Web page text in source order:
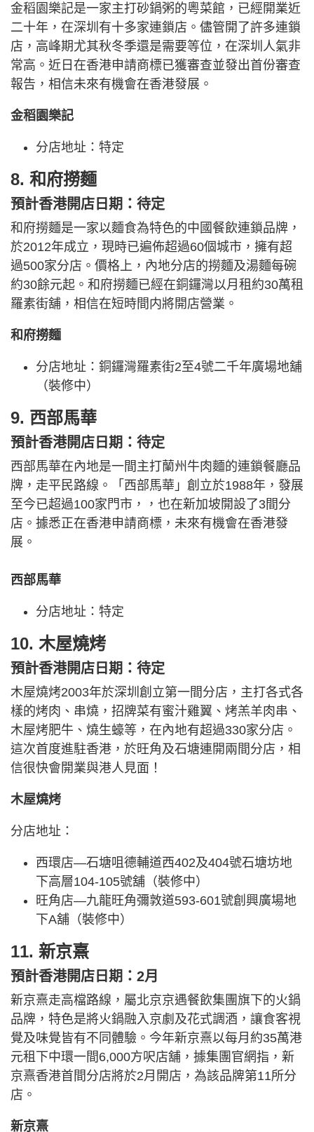
金稻園樂記是一家主打砂鍋粥的粵菜館，已經開業近
二十年，在深圳有十多家連鎖店。儘管開了許多連鎖
店，高峰期尤其秋冬季還是需要等位，在深圳人氣非
常高。近日在香港申請商標已獲審查並發出首份審查
報告，相信未來有機會在香港發展。
金稻園樂記
分店地址：特定
8. 和府撈麵
預計香港開店日期：待定
和府撈麵是一家以麵食為特色的中國餐飲連鎖品牌，
於2012年成立，現時已遍佈超過60個城市，擁有超
過500家分店。價格上，內地分店的撈麵及湯麵每碗
約30餘元起。和府撈麵已經在銅鑼灣以月租約30萬租
羅素街舖，相信在短時間内將開店營業。
和府撈麵
分店地址：銅鑼灣羅素街2至4號二千年廣場地舖
（裝修中）
9. 西部馬華
預計香港開店日期：待定
西部馬華在內地是一間主打蘭州牛肉麵的連鎖餐廳品
牌，走平民路線。「西部馬華」創立於1988年，發展
至今已超過100家門市，，也在新加坡開設了3間分
店。據悉正在香港申請商標，未來有機會在香港發
展。
西部馬華
分店地址：特定
10. 木屋燒烤
預計香港開店日期：待定
木屋燒烤2003年於深圳創立第一間分店，主打各式各
樣的烤肉、串燒，招牌菜有蜜汁雞翼、烤羔羊肉串、
木屋烤肥牛、燒生蠔等，在內地有超過330家分店。
這次首度進駐香港，於旺角及石塘連開兩間分店，相
信很快會開業與港人見面！
木屋燒烤
分店地址：
西環店—石塘咀德輔道西402及404號石塘坊地
下高層104-105號舖（裝修中）
旺角店—九龍旺角彌敦道593-601號創興廣場地
下A舖（裝修中）
11. 新京熹
預計香港開店日期：2月
新京熹走高檔路線，屬北京京遇餐飲集團旗下的火鍋
品牌，特色是將火鍋融入京劇及花式調酒，讓食客視
覺及味覺皆有不同體驗。今年新京熹以每月約35萬港
元租下中環一間6,000方呎店舖，據集團官網指，新
京熹香港首間分店將於2月開店，為該品牌第11所分
店。
新京熹